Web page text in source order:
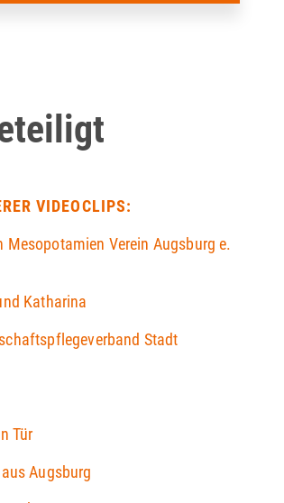
VIDEOCLIPS:
Mesopotamien Verein Augsburg e.
Katharina
Stadt
Tür
Augsburg